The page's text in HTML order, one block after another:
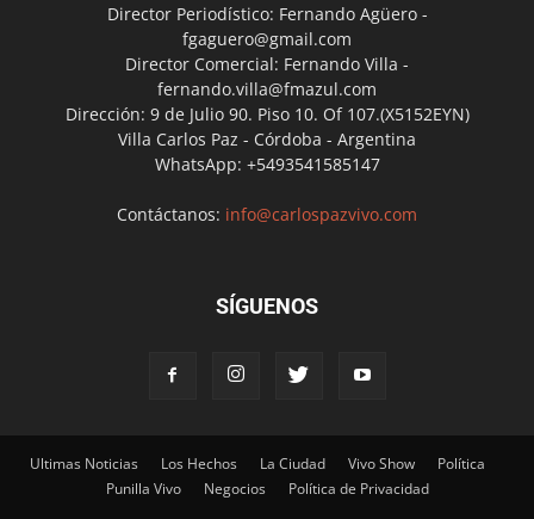
Director Periodístico: Fernando Agüero -
fgaguero@gmail.com
Director Comercial: Fernando Villa -
fernando.villa@fmazul.com
Dirección: 9 de Julio 90. Piso 10. Of 107.(X5152EYN)
Villa Carlos Paz - Córdoba - Argentina
WhatsApp: +5493541585147
Contáctanos: info@carlospazvivo.com
SÍGUENOS
Ultimas Noticias Los Hechos La Ciudad Vivo Show
Política
Punilla Vivo
Negocios Política de Privacidad